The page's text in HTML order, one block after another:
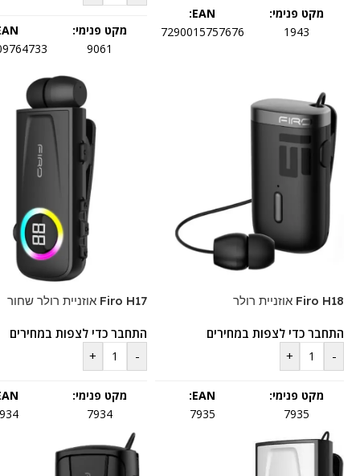
מקט פנימי:
1943
EAN:
7290015757676
מקט פנימי:
9061
Firo H18 אוזניית רולר
התחבר כדי לצפות במחירים
-
+
מקט פנימי:
7935
EAN:
7935
Firo H17 אוזניית רולר שחור
התחבר כדי לצפות במחירים
-
+
מקט פנימי:
7934